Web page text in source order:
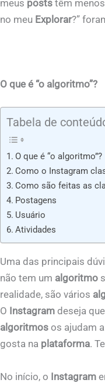
meus posts têm menos
no meu Explorar?”
O que é “o algoritmo”?
Tabela de
O que é “o algoritmo”?
Como o Instagram
Como são feitas as
Postagens
Usuário
Atividades
Uma das principais
não tem um algoritmo
realidade, são vários
O Instagram deseja
algoritmos os ajudam a
gosta na plataforma.
No início, o Instagram